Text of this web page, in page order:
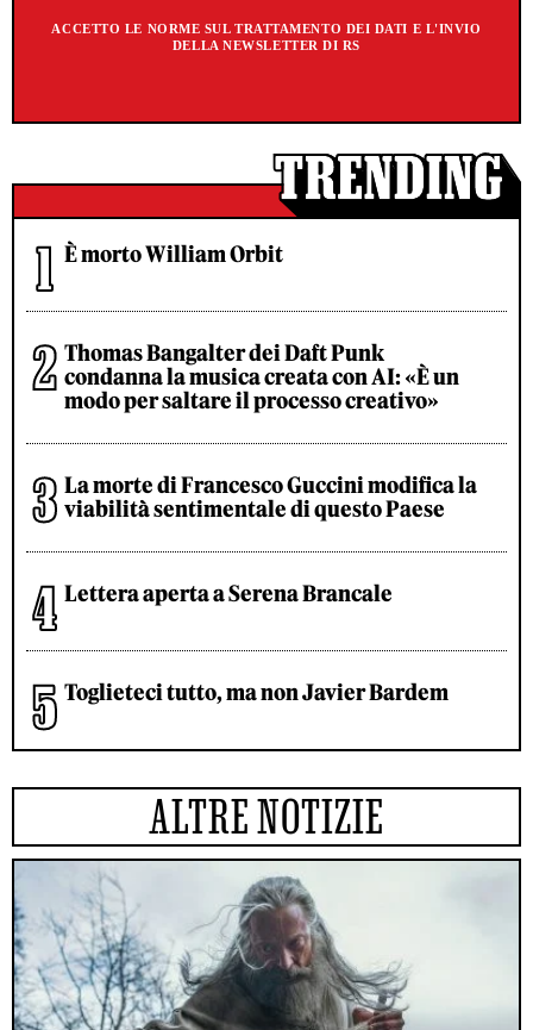
ACCETTO LE NORME SUL TRATTAMENTO DEI DATI E L'INVIO
DELLA NEWSLETTER DI RS
È morto William Orbit
Thomas Bangalter dei Daft Punk
condanna la musica creata con AI: «È un
modo per saltare il processo creativo»
La morte di Francesco Guccini modifica la
viabilità sentimentale di questo Paese
Lettera aperta a Serena Brancale
Toglieteci tutto, ma non Javier Bardem
ALTRE NOTIZIE